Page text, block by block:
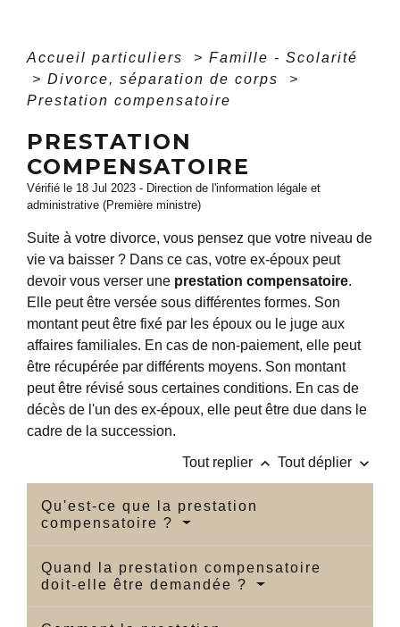
Accueil particuliers > Famille - Scolarité
> Divorce, séparation de corps
>
Prestation compensatoire
PRESTATION
COMPENSATOIRE
Vérifié le 18 Jul 2023 - Direction de l'information légale et
administrative (Première ministre)
Suite à votre divorce, vous pensez que votre niveau de
vie va baisser ? Dans ce cas, votre ex-époux peut
devoir vous verser une prestation compensatoire.
Elle peut être versée sous différentes formes. Son
montant peut être fixé par les époux ou le juge aux
affaires familiales. En cas de non-paiement, elle peut
être récupérée par différents moyens. Son montant
peut être révisé sous certaines conditions. En cas de
décès de l'un des ex-époux, elle peut être due dans le
cadre de la succession.
Tout replier keyboard_arrow_up Tout déplier keyboard_arrow_down
Qu'est-ce que la prestation
compensatoire ?
Quand la prestation compensatoire
doit-elle être demandée ?